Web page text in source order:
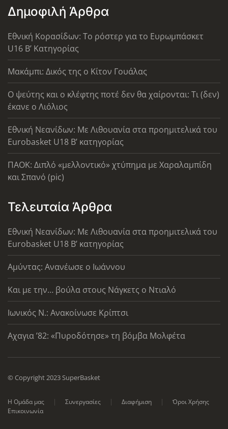
Δημοφιλή Άρθρα
Εθνική Κορασίδων: Το ρόστερ για το Ευρωμπάσκετ
U16 B’ Κατηγορίας
Μακάμπι: Δικός της ο Κίτον Γουάλας
Ο ψεύτης και ο κλέφτης ποτέ δεν θα χαίρονται: Τι (δεν)
έκανε ο Λιόλιος
Εθνική Νεανίδων: Με Λιθουανία στα προημιτελικά του
Eurobasket U18 Β’ κατηγορίας
ΠΑΟΚ: Διπλό «μελλοντικό» χτύπημα με Χαραλαμπίδη
και Σπανό (pic)
Τελευταία Άρθρα
Εθνική Νεανίδων: Με Λιθουανία στα προημιτελικά του
Eurobasket U18 Β’ κατηγορίας
Αμύντας: Ανανέωσε ο Ιωάννου
Και με την… βούλα στους Νάγκετς ο Ντιαλό
Ιωνικός Ν.: Ανακοίνωσε Κρίπτσι
Αχαγια ’82: «Πυροδότησε» τη βόμβα Μολφέτα
© Copyright 2023 SuperBasket
Η Ομάδα μας Συνεργασίες Διαφήμιση
Όροι Χρήσης
Επικοινωνία